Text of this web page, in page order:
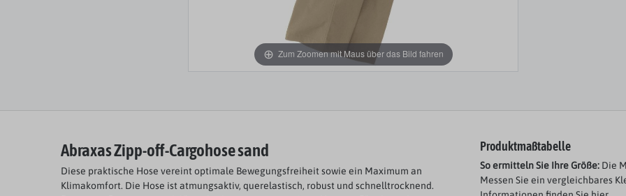
Zum Zoomen mit Maus über das Bild fahren
Abraxas Zipp-off-Cargohose sand
Diese praktische Hose vereint optimale Bewegungsfreiheit sowie ein Maximum an
Klimakomfort. Die Hose ist atmungsaktiv, querelastisch, robust und schnelltrocknend.
Produktmaßtabelle
So ermitteln Sie Ihre Größe: Die
Messen Sie ein vergleichbares